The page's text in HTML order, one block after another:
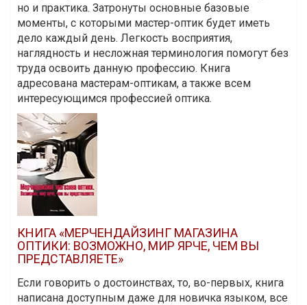
но и практика. Затронуты основные базовые
моменты, с которыми мастер-оптик будет иметь
дело каждый день. Легкость восприятия,
наглядность и несложная терминология помогут без
труда освоить данную профессию. Книга
адресована мастерам-оптикам, а также всем
интересующимся профессией оптика.
КНИГА «МЕРЧЕНДАЙЗИНГ МАГАЗИНА
ОПТИКИ: ВОЗМОЖНО, МИР ЯРЧЕ, ЧЕМ ВЫ
ПРЕДСТАВЛЯЕТЕ»
Если говорить о достоинствах, то, во-первых, книга
написана доступным даже для новичка языком, все